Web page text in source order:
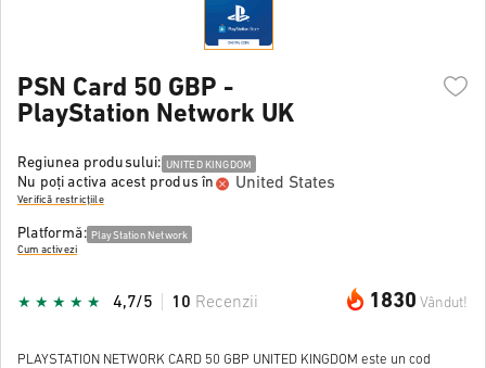
PSN Card 50 GBP -
PlayStation Network UK
Regiunea produsului: UNITED KINGDOM
Nu poți activa acest produs în United States
Verifică restricțiile
Platformă: PlayStation Network
Cum activezi
1830 Vândut!
4,7/5 10 Recenzii
PLAYSTATION NETWORK CARD 50 GBP UNITED KINGDOM este un cod